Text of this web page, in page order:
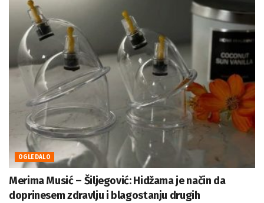
OGLEDALO
Merima Musić – Šiljegović: Hidžama je način da
doprinesem zdravlju i blagostanju drugih